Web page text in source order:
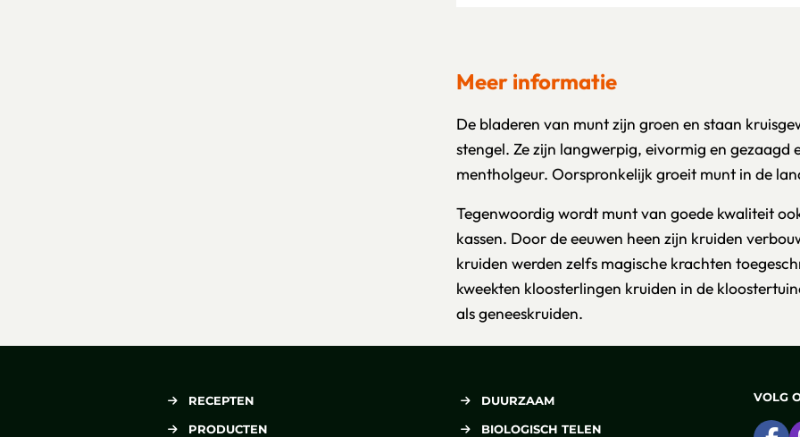
Meer informatie
De bladeren van munt zijn groen en staan
stengel. Ze zijn langwerpig, eivormig en gezaagd
mentholgeur. Oorspronkelijk groeit munt in de
Tegenwoordig wordt munt van goede kwaliteit
kassen. Door de eeuwen heen zijn kruiden
kruiden werden zelfs magische krachten
kweekten kloosterlingen kruiden in de
als geneeskruiden.
RECEPTEN
PRODUCTEN
DUURZAAM
BIOLOGISCH TELEN
VOLG